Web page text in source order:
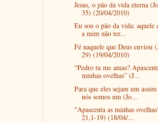
Jesus, o pão da vida eterna
35) (20/04/2010)
Eu sou o pão da vida: aquele
a mim não ter...
Fé naquele que Deus enviou
29) (19/04/2010)
“Pedro tu me amas?
minhas ovelhas” (J...
Para que eles sejam um
nós somos um (Jo...
"Apascenta as minhas
21,1-19) (18/04/...